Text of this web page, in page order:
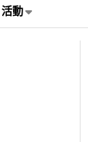
活動